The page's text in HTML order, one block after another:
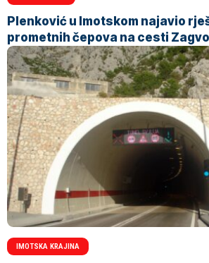
Plenković u Imotskom najavio
prometnih čepova na cesti
IMOTSKA KRAJINA